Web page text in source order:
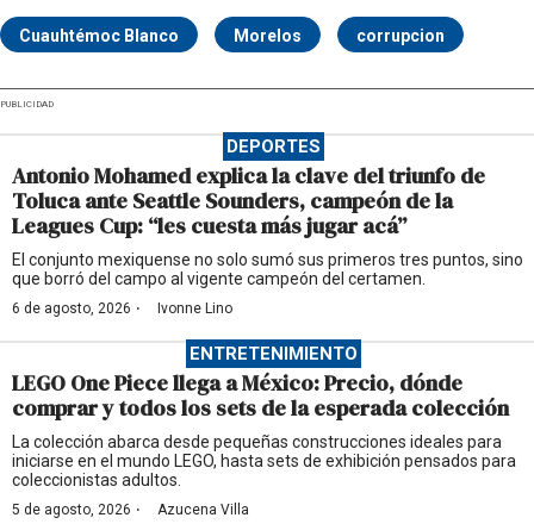
Cuauhtémoc Blanco Morelos corrupcion
PUBLICIDAD
DEPORTES
Antonio Mohamed explica la clave del triunfo de
Toluca ante Seattle Sounders, campeón de la
Leagues Cup: “les cuesta más jugar acá”
El conjunto mexiquense no solo sumó sus primeros tres puntos, sino
que borró del campo al vigente campeón del certamen.
6 de agosto, 2026 · Ivonne Lino
ENTRETENIMIENTO
LEGO One Piece llega a México: Precio, dónde
comprar y todos los sets de la esperada colección
La colección abarca desde pequeñas construcciones ideales para
iniciarse en el mundo LEGO, hasta sets de exhibición pensados para
coleccionistas adultos.
5 de agosto, 2026 · Azucena Villa